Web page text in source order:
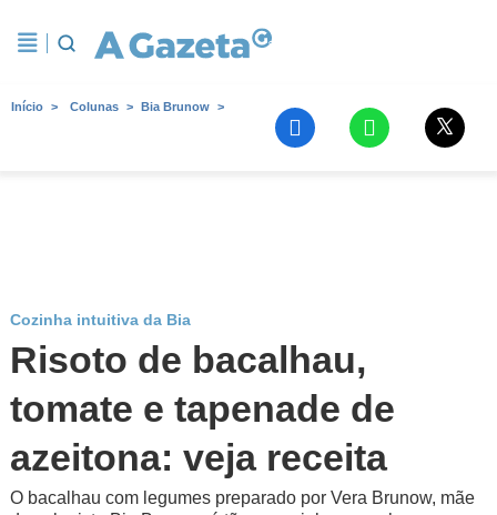
Início Colunas Bia Brunow
Cozinha intuitiva da Bia
Risoto de bacalhau,
tomate e tapenade de
azeitona: veja receita
O bacalhau com legumes preparado por Vera Brunow, mãe